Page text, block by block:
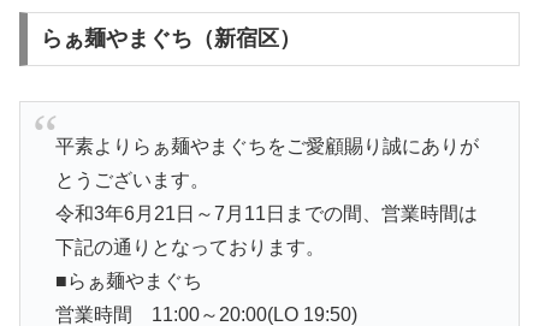
らぁ麺やまぐち（新宿区）
平素よりらぁ麺やまぐちをご愛顧賜り誠にありが
とうございます。
令和3年6月21日～7月11日までの間、営業時間は
下記の通りとなっております。
■らぁ麺やまぐち
営業時間 11:00～20:00(LO 19:50)